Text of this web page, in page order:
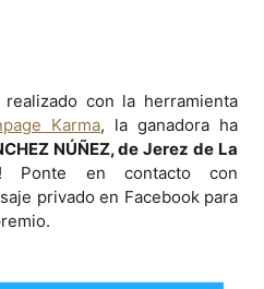
con la herramienta
Karma, la ganadora ha
NÚÑEZ, de Jerez de La
Ponte en contacto con
privado en Facebook para